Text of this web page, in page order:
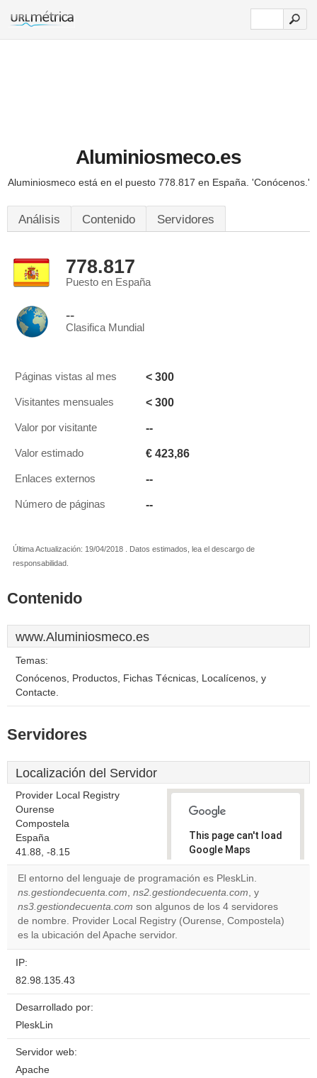
Aluminiosmeco.es
Aluminiosmeco está en el puesto 778.817 en España. 'Conócenos.'
Análisis Contenido Servidores
778.817
Puesto en España
--
Clasifica Mundial
Páginas vistas al mes < 300
Visitantes mensuales < 300
Valor por visitante --
Valor estimado € 423,86
Enlaces externos --
Número de páginas --
Última Actualización: 19/04/2018 . Datos estimados, lea el descargo de
responsabilidad.
Contenido
www.Aluminiosmeco.es
Temas:
Conócenos, Productos, Fichas Técnicas, Localícenos, y
Contacte.
Servidores
Localización del Servidor
Provider Local Registry
Ourense
Compostela
España
41.88, -8.15
This page can't load
Google Maps
correctly.
Do you
own this
website?
OK
El entorno del lenguaje de programación es PleskLin.
ns.gestiondecuenta.com, ns2.gestiondecuenta.com, y
ns3.gestiondecuenta.com son algunos de los 4 servidores
de nombre. Provider Local Registry (Ourense, Compostela)
es la ubicación del Apache servidor.
IP:
82.98.135.43
Desarrollado por:
PleskLin
Servidor web:
Apache